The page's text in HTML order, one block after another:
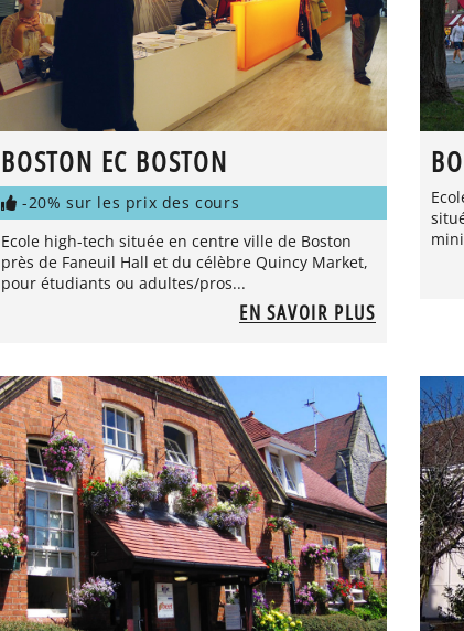
BOSTON EC BOSTON
-20% sur les prix des cours
Ecole high-tech située en centre ville de Boston
près de Faneuil Hall et du célèbre Quincy Market,
pour étudiants ou adultes/pros...
EN SAVOIR PLUS